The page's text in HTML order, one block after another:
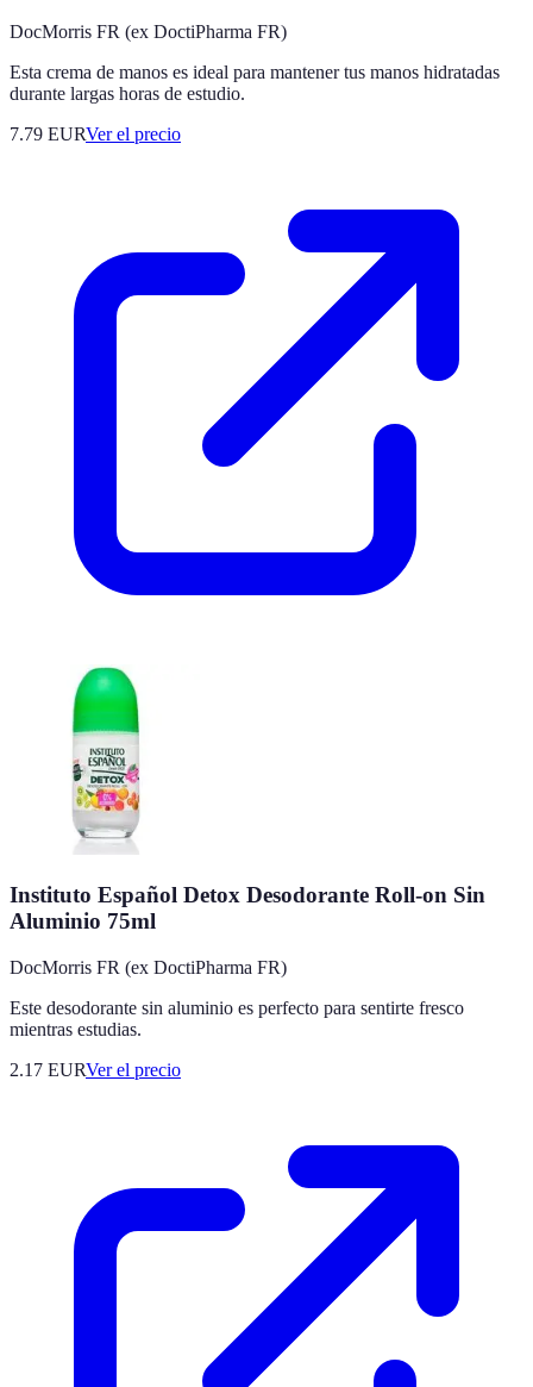
DocMorris FR (ex DoctiPharma FR)
Esta crema de manos es ideal para mantener tus manos hidratadas
durante largas horas de estudio.
7.79 EURVer el precio
Instituto Español Detox Desodorante Roll-on Sin
Aluminio 75ml
DocMorris FR (ex DoctiPharma FR)
Este desodorante sin aluminio es perfecto para sentirte fresco
mientras estudias.
2.17 EURVer el precio